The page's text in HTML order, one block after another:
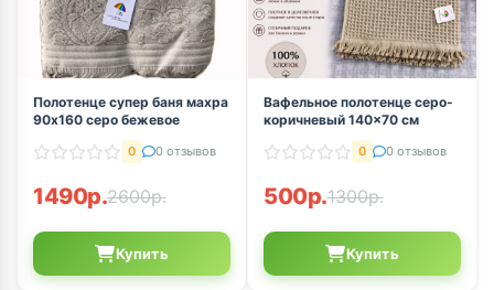
Полотенце супер баня махра
90х160 серо бежевое
0 0 отзывов
1490р.2600р.
Купить
Вафельное полотенце серо-
коричневый 140×70 см
0 0 отзывов
500р.1300р.
Купить